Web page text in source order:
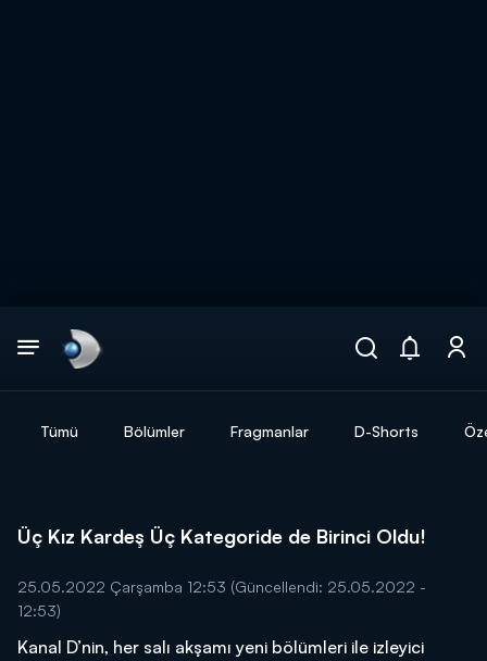
Tümü Bölümler Fragmanlar D-Shorts
Üç Kız Kardeş Üç Kategoride de Birinci Oldu!
25.05.2022 Çarşamba 12:53 (Güncellendi: 25.05.2022 -
12:53)
Kanal D’nin, her salı akşamı yeni bölümleri ile izleyici